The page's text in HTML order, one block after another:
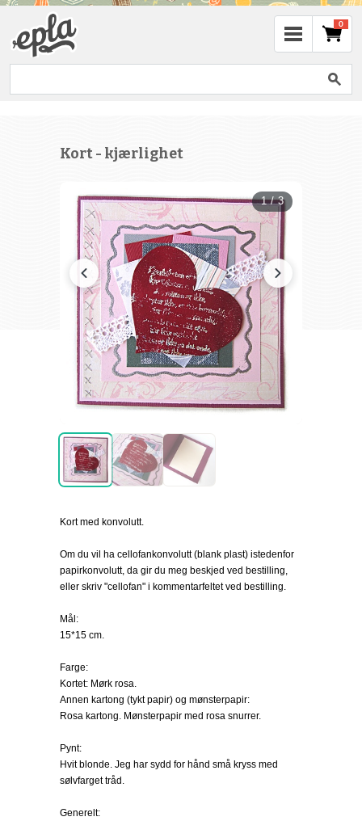
0
Kort - kjærlighet
1 / 3
Kort med konvolutt.
Om du vil ha cellofankonvolutt (blank plast) istedenfor
papirkonvolutt, da gir du meg beskjed ved bestilling,
eller skriv "cellofan" i kommentarfeltet ved bestilling.
Mål:
15*15 cm.
Farge:
Kortet: Mørk rosa.
Annen kartong (tykt papir) og mønsterpapir:
Rosa kartong. Mønsterpapir med rosa snurrer.
Pynt:
Hvit blonde. Jeg har sydd for hånd små kryss med
sølvfarget tråd.
Generelt: